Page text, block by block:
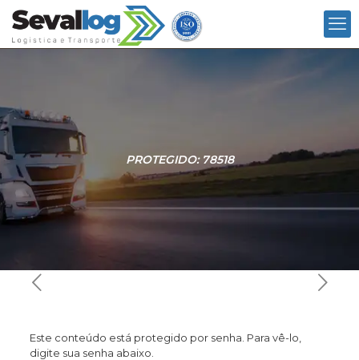
PROTEGIDO: 78518
Este conteúdo está protegido por senha. Para vê-lo,
digite sua senha abaixo.